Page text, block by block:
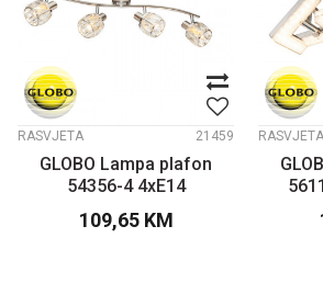
RASVJETA 21459
GLOBO Lampa plafon
54356-4 4xE14
109,65 KM
RASVJETA